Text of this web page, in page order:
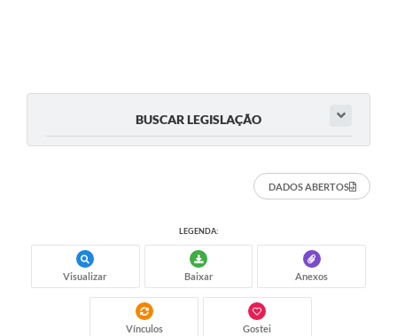
BUSCAR LEGISLAÇÃO
DADOS ABERTOS
LEGENDA:
Visualizar Baixar Anexos
Vínculos Gostei